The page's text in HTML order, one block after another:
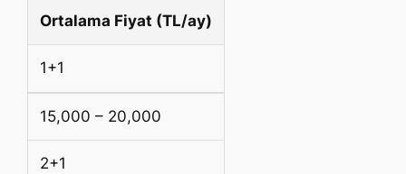
Ortalama Fiyat (TL/ay)
1+1
15,000 – 20,000
2+1